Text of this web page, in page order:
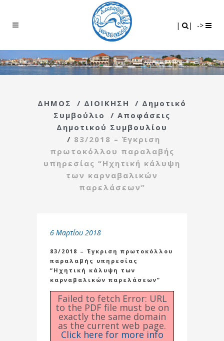
| | ->
ΔΗΜΟΣ / ΔΙΟΙΚΗΣΗ / Δημοτικό
Συμβούλιο
/ Αποφάσεις
Δημοτικού Συμβουλίου
/ 83/2018 – Έγκριση
πρωτοκόλλου παραλαβής
υπηρεσίας “Ηχητική κάλυψη
των καρναβαλικών
παρελάσεων”
6 Μαρτίου 2018
83/2018 – Έγκριση πρωτοκόλλου
παραλαβής υπηρεσίας
“Ηχητική κάλυψη των
καρναβαλικών παρελάσεων”
Failed to fetch Error: URL
to the PDF file must be on
exactly the same domain
as the current web page.
Click here for more info